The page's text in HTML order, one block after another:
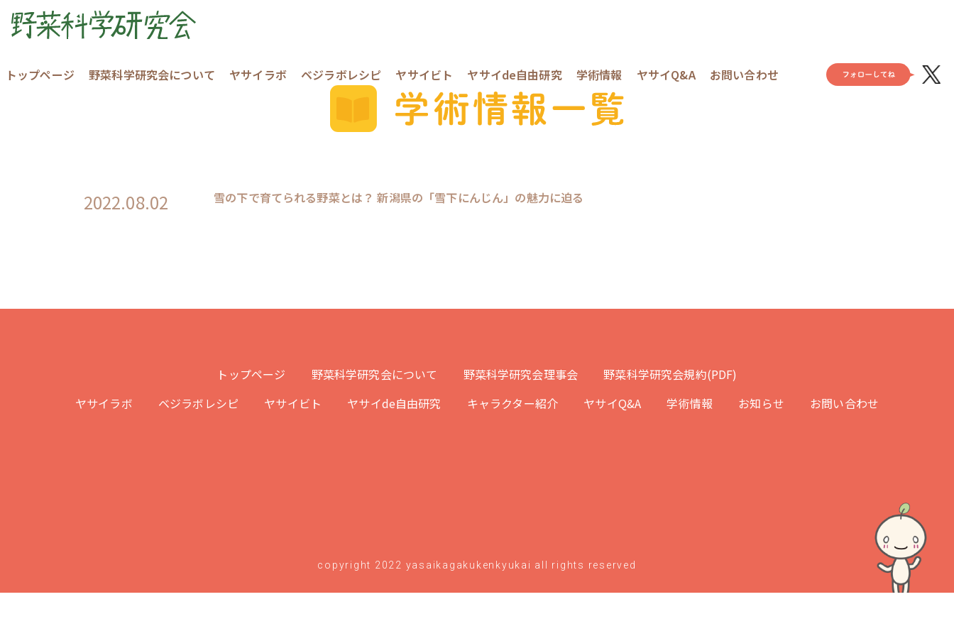
トップページ 野菜科学研究会について ヤサイラボ ベジラボレシピ ヤサイビト ヤサイde自由研究 学術情報 ヤサイQ&A お問い合わせ
2022.08.02 雪の下で育てられる野菜とは？ 新潟県の「雪下にんじん」の魅力に迫る
トップページ 野菜科学研究会について 野菜科学研究会理事会
野菜科学研究会規約(PDF)
ヤサイラボ
ベジラボレシピ ヤサイビト ヤサイde自由研究 キャラクター紹介 ヤサイQ&A 学術情報 お知らせ お問い合わせ
copyright 2022 yasaikagakukenkyukai all rights reserved